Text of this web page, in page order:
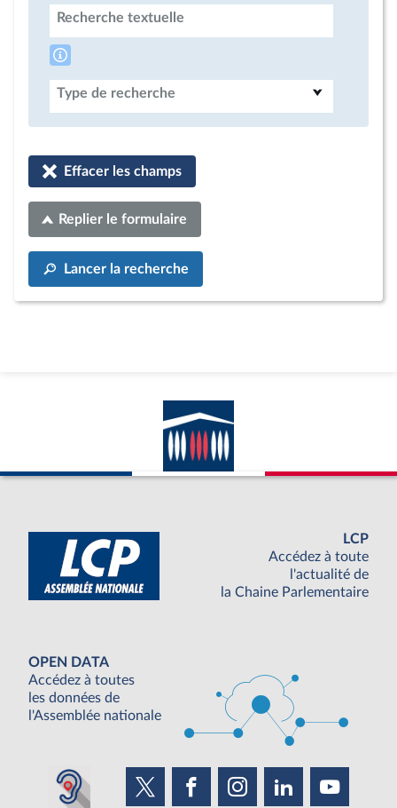
Recherche textuelle
Type de recherche
Effacer les champs
Replier le formulaire
Lancer la recherche
LCP
Accédez à toute
l'actualité de
la Chaine Parlementaire
OPEN DATA
Accédez à toutes
les données de
l'Assemblée nationale